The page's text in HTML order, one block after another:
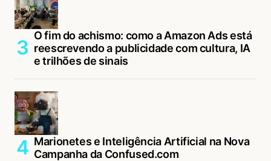
O fim do achismo: como a Amazon Ads está
reescrevendo a publicidade com cultura, IA
e trilhões de sinais
Marionetes e Inteligência Artificial na Nova
Campanha da Confused.com